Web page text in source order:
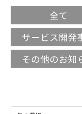
全て
サービス開発
その他のお知